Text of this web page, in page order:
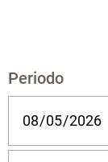
Periodo